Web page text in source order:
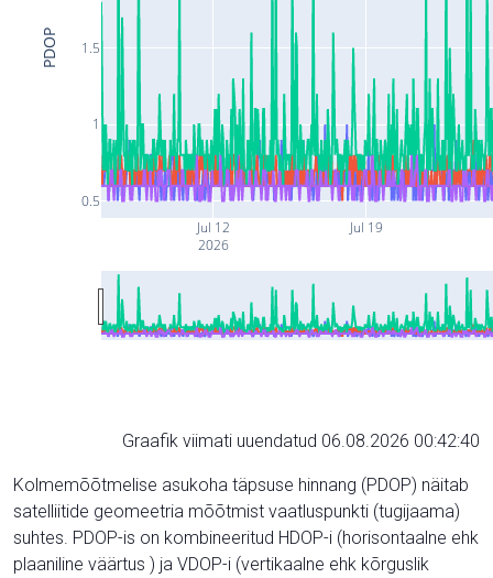
Jul 12
2026
Jul 19
0.5
1
1.5
PDOP
Graafik viimati uuendatud 06.08.2026 00:42:40
Kolmemõõtmelise asukoha täpsuse hinnang (PDOP) näitab
satelliitide geomeetria mõõtmist vaatluspunkti (tugijaama)
suhtes. PDOP-is on kombineeritud HDOP-i (horisontaalne ehk
plaaniline väärtus ) ja VDOP-i (vertikaalne ehk kõrguslik